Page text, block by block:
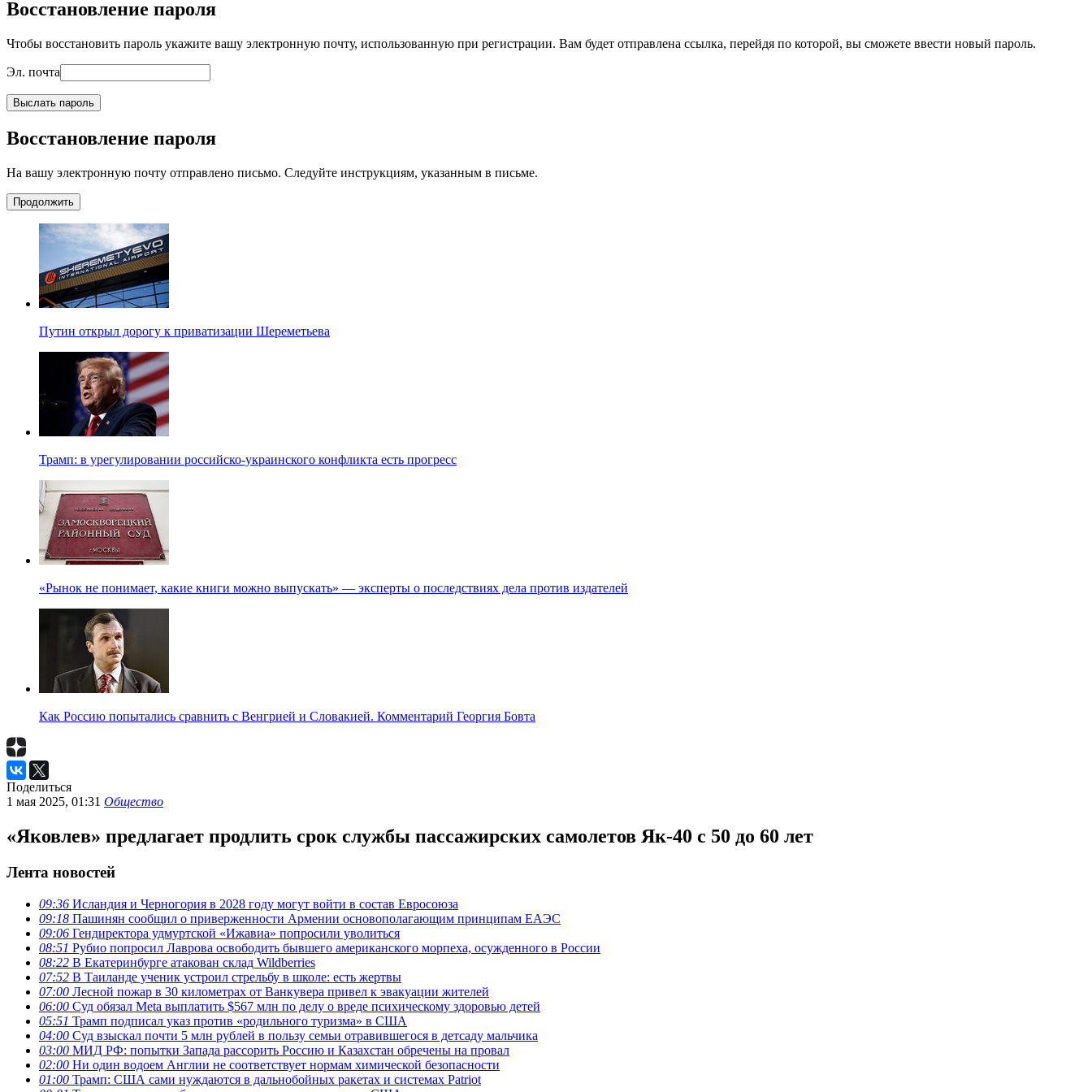
Восстановление пароля
Чтобы восстановить пароль укажите вашу электронную почту, использованную при регистрации. Вам будет отправлена ссылка, перейдя по которой, вы сможете ввести новый пароль.
Эл. почта
Выслать пароль
Восстановление пароля
На вашу электронную почту отправлено письмо. Следуйте инструкциям, указанным в письме.
Продолжить
Путин открыл дорогу к приватизации Шереметьева
Трамп: в урегулировании российско-украинского конфликта есть прогресс
«Рынок не понимает, какие книги можно выпускать» — эксперты о последствиях дела против издателей
Как Россию попытались сравнить с Венгрией и Словакией. Комментарий Георгия Бовта
Поделиться
1 мая 2025, 01:31 Общество
«Яковлев» предлагает продлить срок службы пассажирских самолетов Як-40 с 50 до 60 лет
Лента новостей
09:36 Исландия и Черногория в 2028 году могут войти в состав Евросоюза
09:18 Пашинян сообщил о приверженности Армении основополагающим принципам ЕАЭС
09:06 Гендиректора удмуртской «Ижавиа» попросили уволиться
08:51 Рубио попросил Лаврова освободить бывшего американского морпеха, осужденного в России
08:22 В Екатеринбурге атакован склад Wildberries
07:52 В Таиланде ученик устроил стрельбу в школе: есть жертвы
07:00 Лесной пожар в 30 километрах от Ванкувера привел к эвакуации жителей
06:00 Суд обязал Meta выплатить $567 млн по делу о вреде психическому здоровью детей
05:51 Трамп подписал указ против «родильного туризма» в США
04:00 Суд взыскал почти 5 млн рублей в пользу семьи отравившегося в детсаду мальчика
03:00 МИД РФ: попытки Запада рассорить Россию и Казахстан обречены на провал
02:00 Ни один водоем Англии не соответствует нормам химической безопасности
01:00 Трамп: США сами нуждаются в дальнобойных ракетах и системах Patriot